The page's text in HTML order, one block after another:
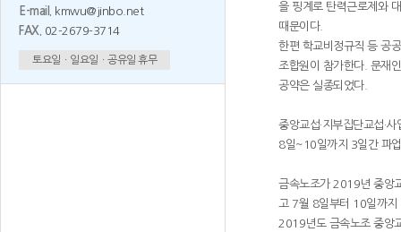
E-mail.
kmwu@jinbo.net
FAX.
02-2679-3714
토요일ㆍ일요일ㆍ공유일 휴무
을 핑계로 탄력근로제와
때문이다.
한편 학교비정규직 등 공
조합원이 참가한다. 문재
공약은 실종되었다.
중앙교섭·지부집단교섭·
8일~10일까지 3일간 파
금속노조가 2019년 중앙
고 7월 8일부터 10일까지
2019년도 금속노조 중앙